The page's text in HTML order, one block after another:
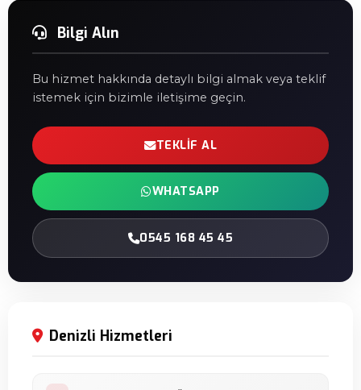
Bilgi Alın
Bu hizmet hakkında detaylı bilgi almak veya teklif
istemek için bizimle iletişime geçin.
TEKLIF AL
WHATSAPP
0545 168 45 45
Denizli Hizmetleri